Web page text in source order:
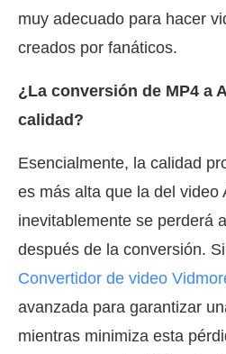
muy adecuado para hacer
creados por fanáticos.
¿La conversión de MP4 a
calidad?
Esencialmente, la calidad
es más alta que la del video
inevitablemente se perderá
después de la conversión.
Convertidor de video
avanzada para garantizar
mientras minimiza esta